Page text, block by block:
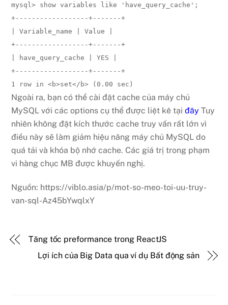
mysql> show variables like 'have_query_cache';
+------------------+-------+
| Variable_name | Value |
+------------------+-------+
| have_query_cache | YES |
+------------------+-------+
1 row in <b>set</b> (0.00 sec)
Ngoài ra, bạn có thể cài đặt cache của máy chủ
MySQL với các options cụ thể được liệt kê tạiđây Tuy
nhiên không đặt kích thước cache truy vấn rất lớn vì
điều này sẽ làm giảm hiệu năng máy chủ MySQL do
quá tải và khóa bộ nhớ cache. Các giá trị trong phạm
vi hàng chục MB được khuyến nghị.
Nguồn: https://viblo.asia/p/mot-so-meo-toi-uu-truy-
van-sql-Az45bYwqlxY
Tăng tốc preformance trong ReactJS
Lợi ích của Big Data qua ví dụ Bất động sản